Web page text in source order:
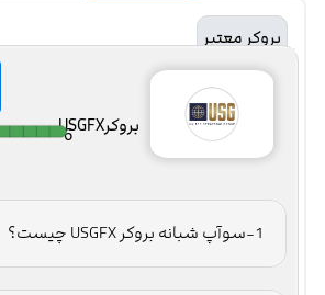
بروکر معتبر
بروکرUSGFX 6
1-سوآپ شبانه بروکر USGFX چیست؟